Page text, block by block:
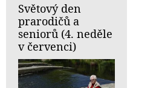
Světový den
prarodičů a
seniorů (4. neděle
v červenci)